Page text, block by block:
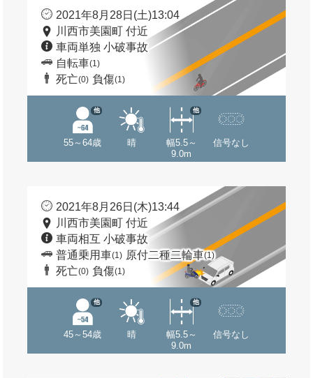
2021年8月28日(土)13:04
川西市美園町 付近
車両単独 小破事故
自転車(1)
死亡(0) 負傷(1)
55～64歳
他
晴
幅5.5～
9.0m
他
信号なし
2021年8月26日(木)13:44
川西市美園町 付近
車両相互 小破事故
普通乗用車(1) 原付二種二輪車(1)
死亡(0) 負傷(1)
45～54歳
他
晴
幅5.5～
9.0m
他
信号なし